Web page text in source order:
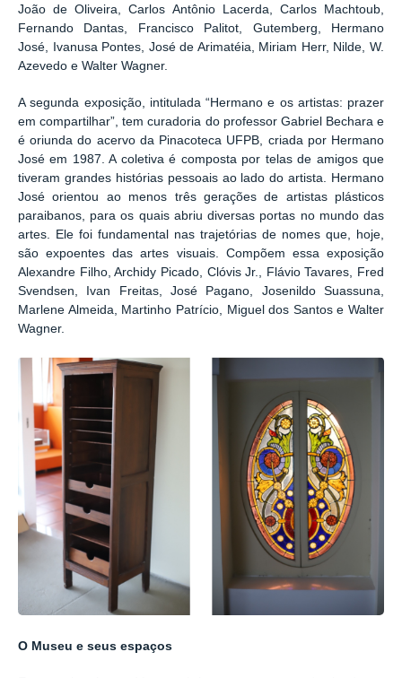
João de Oliveira, Carlos Antônio Lacerda, Carlos Machtoub,
Fernando Dantas, Francisco Palitot, Gutemberg, Hermano
José, Ivanusa Pontes, José de Arimatéia, Miriam Herr, Nilde, W.
Azevedo e Walter Wagner.
A segunda exposição, intitulada “Hermano e os artistas: prazer
em compartilhar”, tem curadoria do professor Gabriel Bechara e
é oriunda do acervo da Pinacoteca UFPB, criada por Hermano
José em 1987. A coletiva é composta por telas de amigos que
tiveram grandes histórias pessoais ao lado do artista. Hermano
José orientou ao menos três gerações de artistas plásticos
paraibanos, para os quais abriu diversas portas no mundo das
artes. Ele foi fundamental nas trajetórias de nomes que, hoje,
são expoentes das artes visuais. Compõem essa exposição
Alexandre Filho, Archidy Picado, Clóvis Jr., Flávio Tavares, Fred
Svendsen, Ivan Freitas, José Pagano, Josenildo Suassuna,
Marlene Almeida, Martinho Patrício, Miguel dos Santos e Walter
Wagner.
O Museu e seus espaços